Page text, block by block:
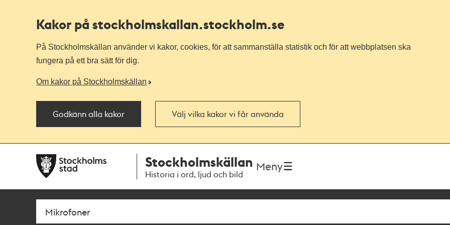
Kakor på stockholmskallan.stockholm.se
På Stockholmskällan använder vi kakor, cookies, för att sammanställa statistik och för att webbplatsen ska
fungera på ett bra sätt för dig.
Om kakor på Stockholmskällan
Godkänn alla kakor Välj vilka kakor vi får använda
navigationen
huvudinnehållet
Stockholmskällan
Historia i ord, ljud och bild
Meny
Sök